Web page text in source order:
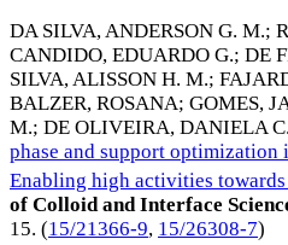
DA SILVA, ANDERSON G. M.;
CANDIDO, EDUARDO G.; DE
SILVA, ALISSON H. M.;
BALZER, ROSANA; GOMES,
M.; DE OLIVEIRA, DANIELA C.
phase and support optimization
Enabling high activities
of Colloid and Interface
15. (15/21366-9, 15/26308-7)